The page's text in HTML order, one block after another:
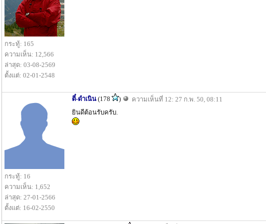
กระทู้: 165
ความเห็น: 12,566
ล่าสุด: 03-08-2569
ตั้งแต่: 02-01-2548
กระทู้: 16
ความเห็น: 1,652
ล่าสุด: 27-01-2566
ตั้งแต่: 16-02-2550
ตี๋-ดำเนิน (178 )
ความเห็นที่ 12: 27 ก.พ. 50, 08:11
ยินดีต้อนรับครับ.